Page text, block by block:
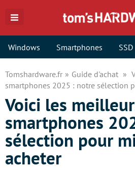
Windows Smartphones SSD
Tomshardware.fr Guide d'achat
smartphones 2025 : notre sélection
Voici les
smartphones
sélection pour
acheter